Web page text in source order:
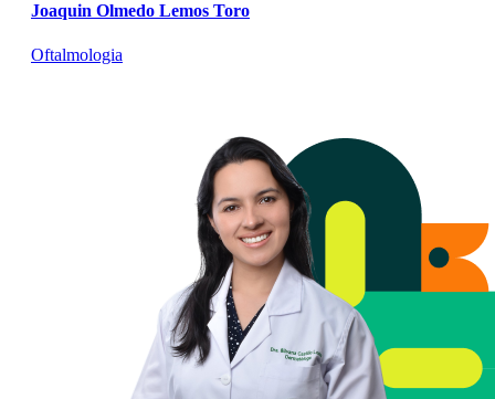
Joaquin Olmedo Lemos Toro
Oftalmologia